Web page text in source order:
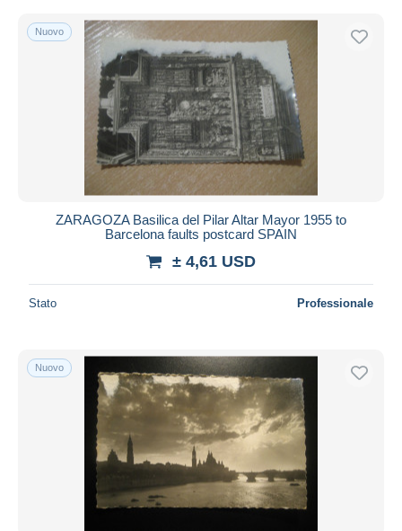
Nuovo
ZARAGOZA Basilica del Pilar Altar Mayor 1955 to
Barcelona faults postcard SPAIN
± 4,61 USD
Stato Professionale
Nuovo